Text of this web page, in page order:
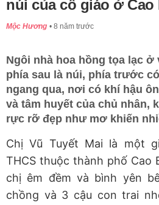
núi của cô giáo ở Cao
Mộc Hương 8 năm trước
Ngôi nhà hoa hồng tọa lạc ở
phía sau là núi, phía trước
ngang qua, nơi có khí hậu
và tâm huyết của chủ nhân,
rực rỡ đẹp như mơ khiến
Chị Vũ Tuyết Mai là một
THCS thuộc thành phố Cao
chị êm đềm và bình yên
chồng và 3 cậu con trai